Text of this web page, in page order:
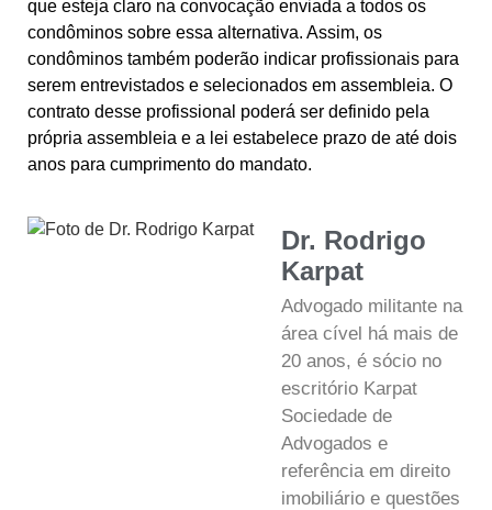
que esteja claro na convocação enviada a todos os
condôminos sobre essa alternativa. Assim, os
condôminos também poderão indicar profissionais para
serem entrevistados e selecionados em assembleia. O
contrato desse profissional poderá ser definido pela
própria assembleia e a lei estabelece prazo de até dois
anos para cumprimento do mandato.
Dr. Rodrigo
Karpat
Advogado militante na
área cível há mais de
20 anos, é sócio no
escritório Karpat
Sociedade de
Advogados e
referência em direito
imobiliário e questões